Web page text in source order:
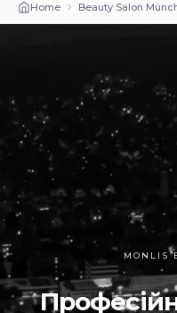
Home Beauty Salon
MONLIS